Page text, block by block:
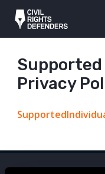
Privacy